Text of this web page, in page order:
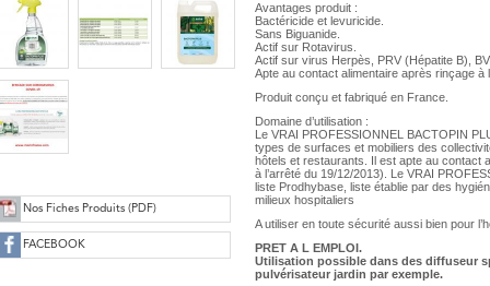
Nos Fiches Produits (PDF)
FACEBOOK
Avantages produit :
Bactéricide et levuricide.
Sans Biguanide.
Actif sur Rotavirus.
Actif sur virus Herpès, PRV (Hépatite B),
Apte au contact alimentaire après rinçage à
Produit conçu et fabriqué en France.
Domaine d’utilisation :
Le VRAI PROFESSIONNEL BACTOPIN
types de surfaces et mobiliers des
hôtels et restaurants. Il est apte au contact
à l’arrêté du 19/12/2013). Le VRAI
liste Prodhybase, liste établie par des
milieux hospitaliers
A utiliser en toute sécurité aussi bien pour
PRET A L EMPLOI.
Utilisation possible dans des diffuseur
pulvérisateur jardin par exemple.